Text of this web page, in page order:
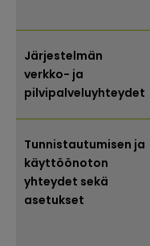
Järjestelmän
verkko- ja
pilvipalveluyhteydet
Tunnistautumisen ja
käyttöönoton
yhteydet sekä
asetukset